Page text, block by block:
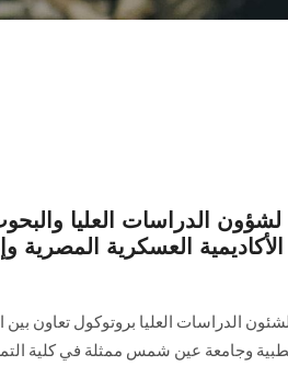
الدراسات العليا
العسكرية المصرية
الدراسات العليا بروتوكول تعاون بين
وجامعة عين شمس ممثلة في كلية